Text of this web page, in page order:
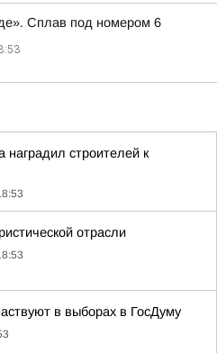
Сплав под номером 6
наградил строителей к
отрасли
в выборах в ГосДуму